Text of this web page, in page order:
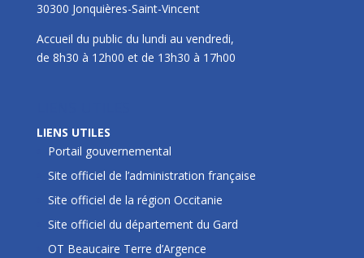
30300 Jonquières-Saint-Vincent
Accueil du public du lundi au vendredi,
de 8h30 à 12h00 et de 13h30 à 17h00
LIENS UTILES
Portail gouvernemental
Site officiel de l’administration française
Site officiel de la région Occitanie
Site officiel du département du Gard
OT Beaucaire Terre d’Argence